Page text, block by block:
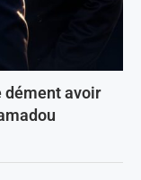
dément avoir